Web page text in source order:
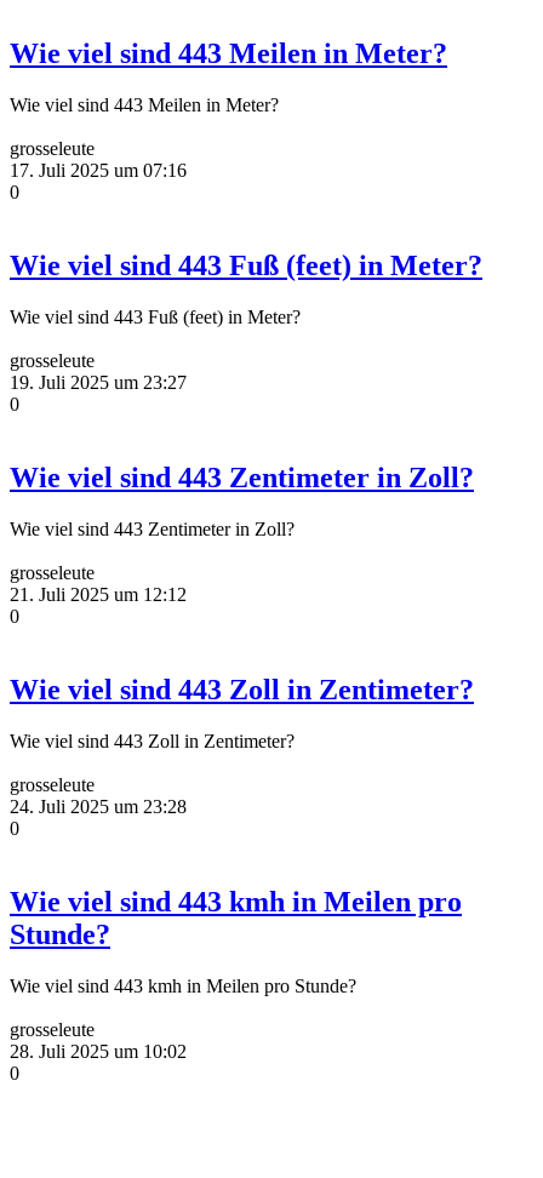
Wie viel sind 443 Meilen in Meter?
Wie viel sind 443 Meilen in Meter?
grosseleute
17. Juli 2025 um 07:16
0
Wie viel sind 443 Fuß (feet) in Meter?
Wie viel sind 443 Fuß (feet) in Meter?
grosseleute
19. Juli 2025 um 23:27
0
Wie viel sind 443 Zentimeter in Zoll?
Wie viel sind 443 Zentimeter in Zoll?
grosseleute
21. Juli 2025 um 12:12
0
Wie viel sind 443 Zoll in Zentimeter?
Wie viel sind 443 Zoll in Zentimeter?
grosseleute
24. Juli 2025 um 23:28
0
Wie viel sind 443 kmh in Meilen pro
Stunde?
Wie viel sind 443 kmh in Meilen pro Stunde?
grosseleute
28. Juli 2025 um 10:02
0